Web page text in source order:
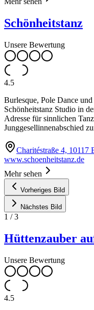
Schönheitstanz
Unsere Bewertung
4.5
Burlesque, Pole Dance
Schönheitstanz Studio in
Adresse für sinnlichen
Junggesellinnenabschied
Charitéstraße 4, 10117
www.schoenheitstanz.de
Mehr sehen
Vorheriges Bild
Nächstes Bild
1 /3
Hüttenzauber
Unsere Bewertung
4.5